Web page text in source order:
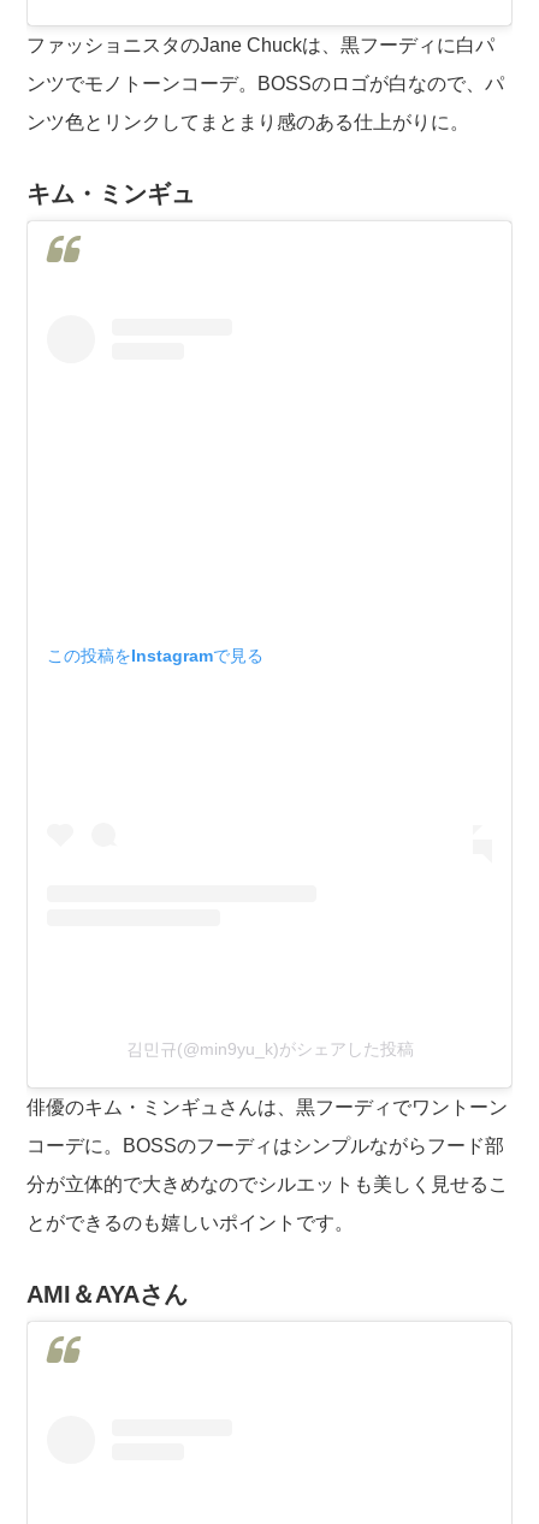
ファッショニスタのJane Chuckは、黒フーディに白パ
ンツでモノトーンコーデ。BOSSのロゴが白なので、パ
ンツ色とリンクしてまとまり感のある仕上がりに。
キム・ミンギュ
この投稿をInstagramで見る
김민규(@min9yu_k)がシェアした投稿
俳優のキム・ミンギュさんは、黒フーディでワントーン
コーデに。BOSSのフーディはシンプルながらフード部
分が立体的で大きめなのでシルエットも美しく見せるこ
とができるのも嬉しいポイントです。
AMI＆AYAさん